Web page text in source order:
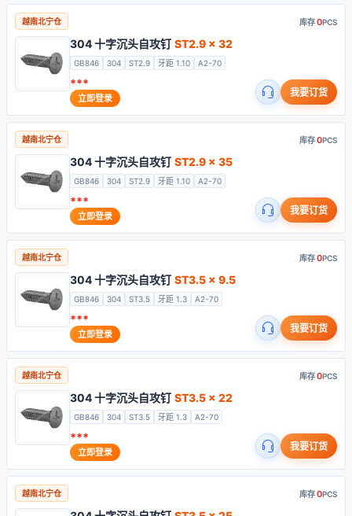
越南北宁仓 库存0PCS
304 十字沉头自攻钉 ST2.9 x 32
GB846 304 ST2.9 牙距 1.10 A2-70
***
立即登录 我要订货
越南北宁仓 库存0PCS
304 十字沉头自攻钉 ST2.9 x 35
GB846 304 ST2.9 牙距 1.10 A2-70
***
立即登录 我要订货
越南北宁仓 库存0PCS
304 十字沉头自攻钉 ST3.5 x 9.5
GB846 304 ST3.5 牙距 1.3 A2-70
***
立即登录 我要订货
越南北宁仓 库存0PCS
304 十字沉头自攻钉 ST3.5 x 22
GB846 304 ST3.5 牙距 1.3 A2-70
***
立即登录 我要订货
越南北宁仓 库存0PCS